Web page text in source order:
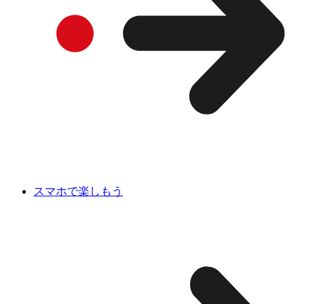
スマホで楽しもう